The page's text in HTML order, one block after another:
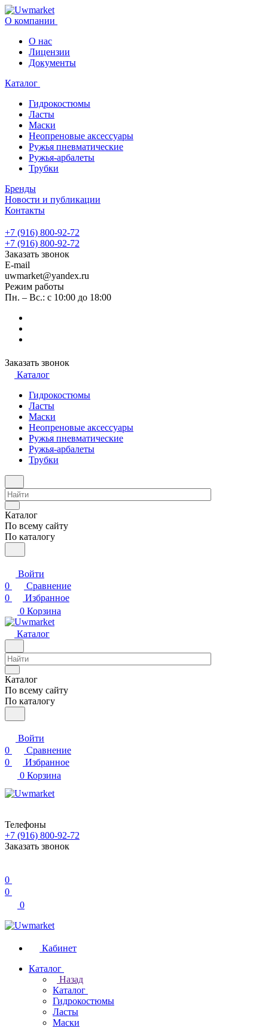
О компании
О нас
Лицензии
Документы
Каталог
Гидрокостюмы
Ласты
Маски
Неопреновые аксессуары
Ружья пневматические
Ружья-арбалеты
Трубки
Бренды
Новости и публикации
Контакты
+7 (916) 800-92-72
+7 (916) 800-92-72
Заказать звонок
E-mail
uwmarket@yandex.ru
Режим работы
Пн. – Вс.: с 10:00 до 18:00
Заказать звонок
Каталог
Гидрокостюмы
Ласты
Маски
Неопреновые аксессуары
Ружья пневматические
Ружья-арбалеты
Трубки
Каталог
По всему сайту
По каталогу
Войти
0
Сравнение
0
Избранное
0 Корзина
Каталог
Каталог
По всему сайту
По каталогу
Войти
0
Сравнение
0
Избранное
0 Корзина
Телефоны
+7 (916) 800-92-72
Заказать звонок
0
0
0
Кабинет
Каталог
Назад
Каталог
Гидрокостюмы
Ласты
Маски